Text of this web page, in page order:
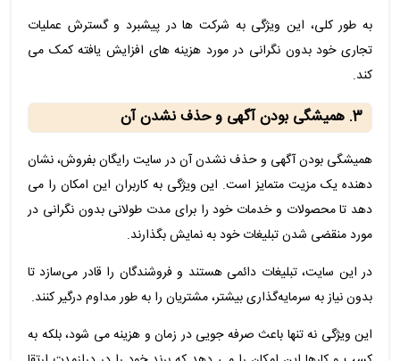
به طور کلی، این ویژگی به شرکت ها در پیشبرد و گسترش عملیات
تجاری خود بدون نگرانی در مورد هزینه های افزایش یافته کمک می
کند.
3. همیشگی بودن آگهی و حذف نشدن آن
همیشگی بودن آگهی و حذف نشدن آن در سایت رایگان بفروش، نشان
دهنده یک مزیت متمایز است. این ویژگی به کاربران این امکان را می
دهد تا محصولات و خدمات خود را برای مدت طولانی بدون نگرانی در
مورد منقضی شدن تبلیغات خود به نمایش بگذارند.
در این سایت، تبلیغات دائمی هستند و فروشندگان را قادر می‌سازد تا
بدون نیاز به سرمایه‌گذاری بیشتر، مشتریان را به طور مداوم درگیر کنند.
این ویژگی نه تنها باعث صرفه جویی در زمان و هزینه می شود، بلکه به